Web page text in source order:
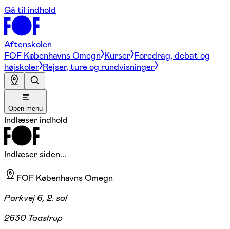
Gå til indhold
Aftenskolen
FOF Københavns Omegn Kurser Foredrag, debat og
højskoler Rejser, ture og rundvisninger
Open menu
Indlæser indhold
Indlæser siden...
FOF Københavns Omegn
Parkvej 6, 2. sal
2630 Taastrup